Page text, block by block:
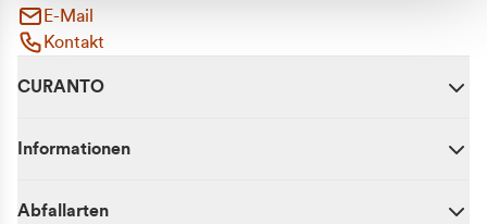
E-Mail
Kontakt
CURANTO
Informationen
Abfallarten